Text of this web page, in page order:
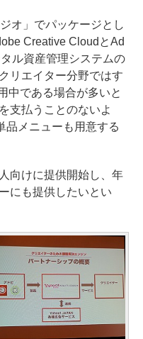
オ」でパッケージとし
Creative CloudとAd
ル資産管理システムの
リエイター分野ではす
中である場合が多いと
支払うことのないよ
品メニューも用意する
向けに提供開始し、年
にも提供したいとい